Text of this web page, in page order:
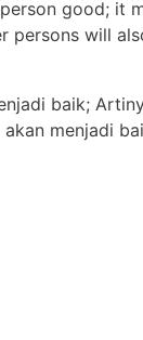
good; it
persons will
baik;
menjadi